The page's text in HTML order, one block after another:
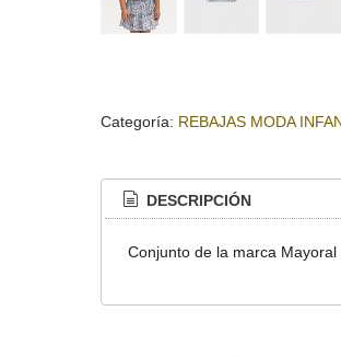
Categoría: REBAJAS MODA
DESCRIPCIÓN
Conjunto de la marca Mayoral